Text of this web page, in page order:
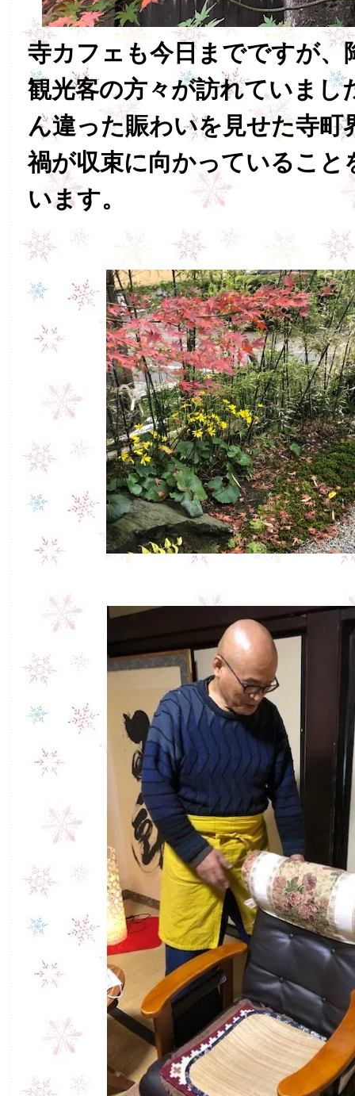
寺カフェも今日までですが、
観光客の方々が訪れていまし
ん違った賑わいを見せた寺町
禍が収束に向かっていること
います。